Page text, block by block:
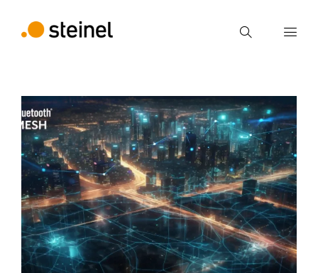
Búsqueda
Búsqueda
Introducir el término de búsqueda